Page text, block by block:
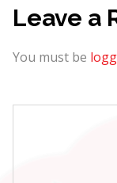
Leave a
You must be